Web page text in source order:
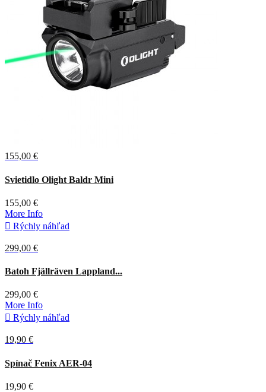
155,00 €
Čierna
Svietidlo Olight Baldr Mini
155,00 €
More Info
 Rýchly náhľad
299,00 €
Tmavá
olivová
Batoh Fjällräven Lappland...
299,00 €
More Info
 Rýchly náhľad
19,90 €
Čierna
Spínač Fenix AER-04
19,90 €